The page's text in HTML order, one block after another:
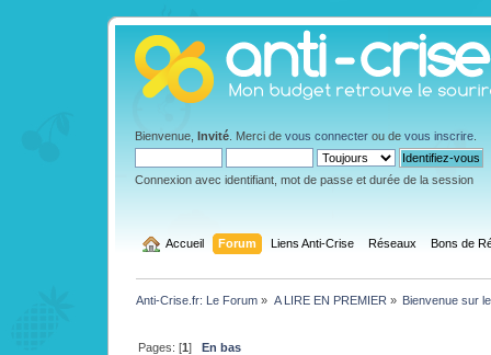
Bienvenue, Invité . Merci de vous connecter ou de vous inscrire
Connexion avec identifiant, mot de passe et durée de la session
Accueil Forum Liens Anti-Crise Réseaux Bons de
Anti-Crise.fr: Le Forum » A LIRE EN PREMIER » Bienvenue sur
Pages: [1]En bas